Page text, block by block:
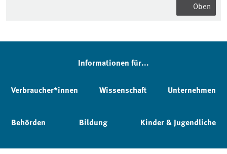
Oben
Informationen für...
Verbraucher*innen Wissenschaft Unternehmen
Behörden Bildung Kinder & Jugendliche